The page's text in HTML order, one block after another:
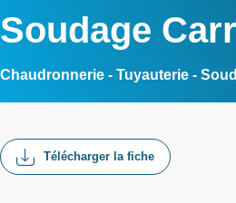
Soudage
Chaudronnerie - Tuyauterie -
Télécharger la fiche